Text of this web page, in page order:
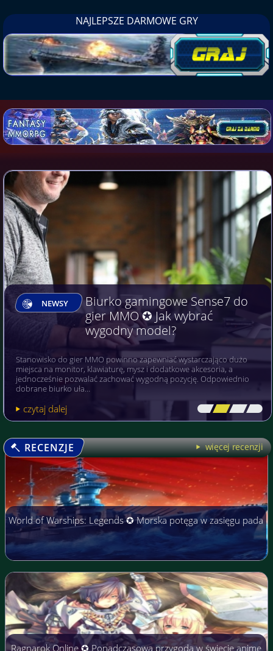
NAJLEPSZE DARMOWE GRY
NEWSY
Biurko gamingowe Sense7 do
gier MMO ✪ Jak wybrać
wygodny model?
Stanowisko do gier MMO powinno zapewniać wystarczająco dużo
miejsca na monitor, klawiaturę, mysz i dodatkowe akcesoria, a
jednocześnie pozwalać zachować wygodną pozycję. Odpowiednio
dobrane biurko uła…
czytaj dalej [\ \\ \\ \]
RECENZJE więcej recenzji
World of Warships: Legends ✪ Morska potęga w zasięgu pada
Ragnarok Online ✪ Ponadczasowa przygoda w świecie anime